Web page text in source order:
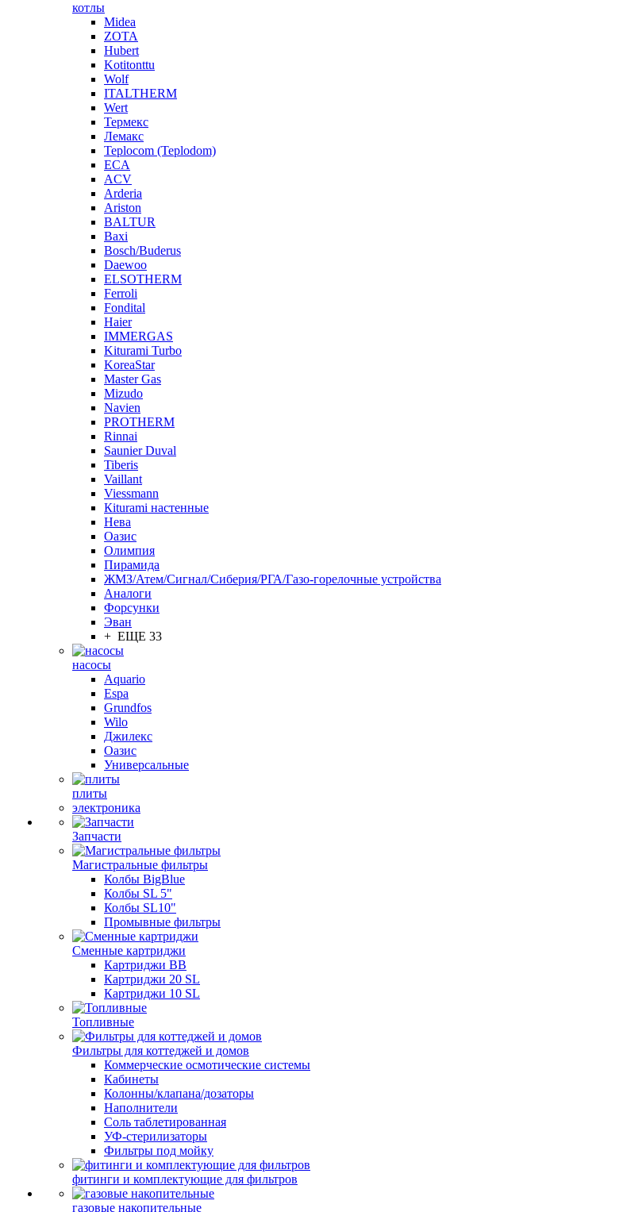
котлы
Midea
ZOTA
Hubert
Kotitonttu
Wolf
ITALTHERM
Wert
Термекс
Лемакс
Teplocom (Teplodom)
ECA
ACV
Arderia
Ariston
BALTUR
Baxi
Bosch/Buderus
Daewoo
ELSOTHERM
Ferroli
Fondital
Haier
IMMERGAS
Kiturami Turbo
KoreaStar
Master Gas
Mizudo
Navien
PROTHERM
Rinnai
Saunier Duval
Tiberis
Vaillant
Viessmann
Кiturami настенные
Нева
Оазис
Олимпия
Пирамида
ЖМЗ/Атем/Сигнал/Сиберия/РГА/Газо-горелочные устройства
Aналоги
Форсунки
Эван
+ ЕЩЕ 33
насосы
Aquario
Espa
Grundfos
Wilo
Джилекс
Оазис
Универсальные
плиты
электроника
Запчасти
Магистральные фильтры
Колбы BigBlue
Колбы SL 5"
Колбы SL10"
Промывные фильтры
Сменные картриджи
Картриджи BB
Картриджи 20 SL
Картриджи 10 SL
Топливные
Фильтры для коттеджей и домов
Коммерческие осмотические системы
Кабинеты
Колонны/клапана/дозаторы
Наполнители
Соль таблетированная
УФ-стерилизаторы
Фильтры под мойку
фитинги и комплектующие для фильтров
газовые накопительные